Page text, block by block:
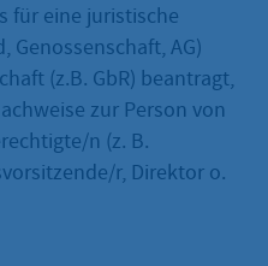
für eine juristische
Genossenschaft, AG)
(z.B. GbR) beantragt,
zur Person von
n (z. B.
r, Direktor o.